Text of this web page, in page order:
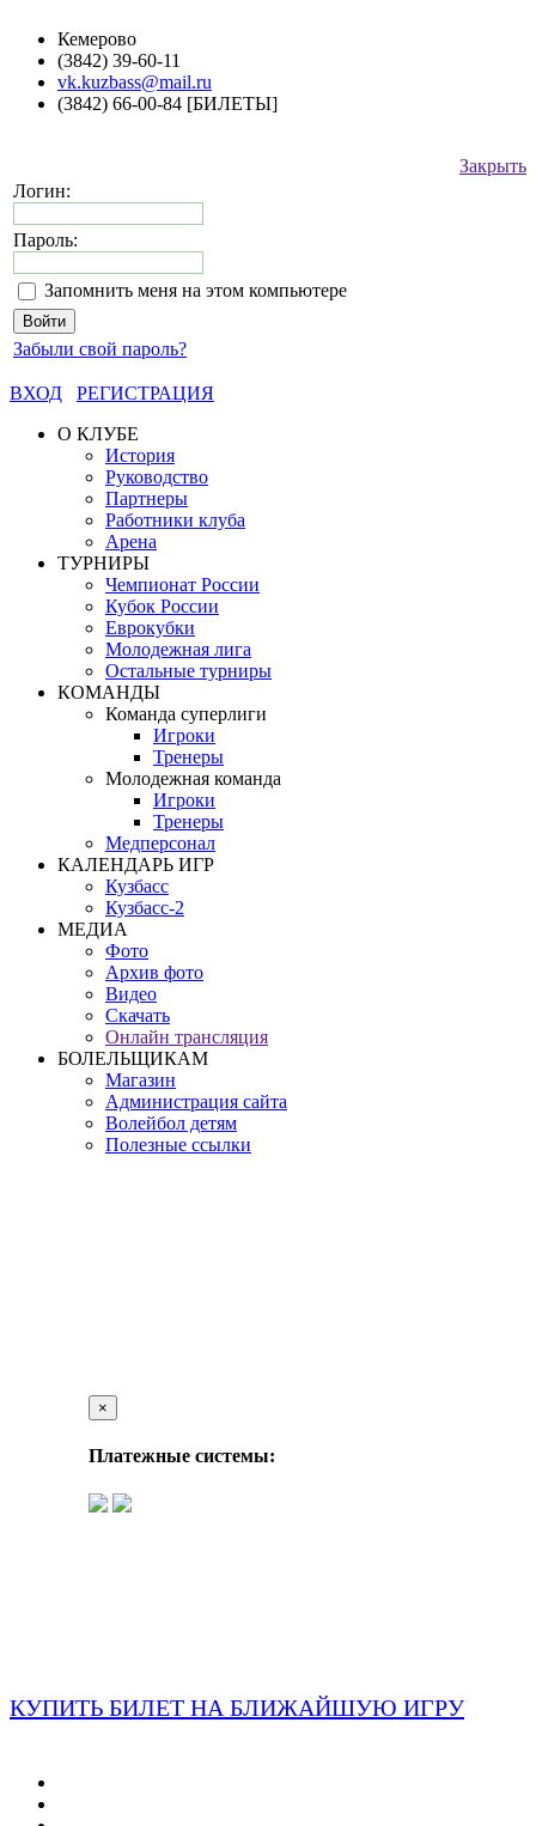
Кемерово
(3842) 39-60-11
vk.kuzbass@mail.ru
(3842) 66-00-84 [БИЛЕТЫ]
Закрыть
Логин:
Пароль:
Запомнить меня на этом компьютере
Забыли свой пароль?
ВХОД
РЕГИСТРАЦИЯ
О КЛУБЕ
История
Руководство
Партнеры
Работники клуба
Арена
ТУРНИРЫ
Чемпионат России
Кубок России
Еврокубки
Молодежная лига
Остальные турниры
КОМАНДЫ
Команда суперлиги
Игроки
Тренеры
Молодежная команда
Игроки
Тренеры
Медперсонал
КАЛЕНДАРЬ ИГР
Кузбасс
Кузбасс-2
МЕДИА
Фото
Архив фото
Видео
Скачать
Онлайн трансляция
БОЛЕЛЬЩИКАМ
Магазин
Администрация сайта
Волейбол детям
Полезные ссылки
×
Платежные системы:
КУПИТЬ БИЛЕТ НА БЛИЖАЙШУЮ ИГРУ